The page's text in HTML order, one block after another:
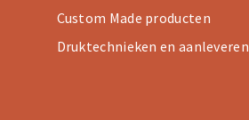
Custom Made producten
Druktechnieken en aanleveren